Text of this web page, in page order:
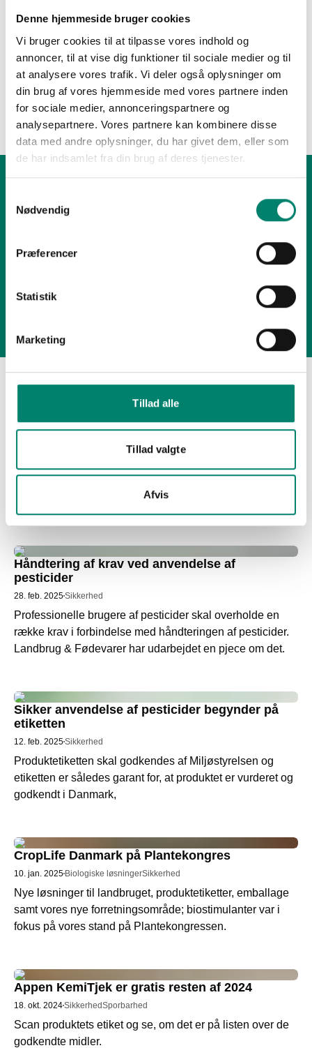
Denne hjemmeside bruger cookies
Vi bruger cookies til at tilpasse vores indhold og
annoncer, til at vise dig funktioner til sociale medier og til
at analysere vores trafik. Vi deler også oplysninger om
din brug af vores hjemmeside med vores partnere inden
for sociale medier, annonceringspartnere og
analysepartnere. Vores partnere kan kombinere disse
data med andre oplysninger, du har givet dem, eller som
de har indsamlet fra din brug af deres tjenester.
Nødvendig
Præferencer
Statistik
Marketing
Tillad alle
Tillad valgte
Afvis
Personlige værnemidler ved brug af pesticider
Ved håndtering af planteværnsmidler skal der benyttes tøj
og værnemidler til sikring af brugeren imod kontakt med
midlerne. Her kan du finde links og vejledninger til korrekt
af pesticider
Værnemidler
Artikler om Sikker håndtering af pesticider
Branchesamarbejde om øget sikkerhed
3. nov. 2025Lukkede påfyldningssystemerSikkerheddigitale løsninger
Danmark og installeret på Hverringe Gods.
Håndtering af krav ved anvendelse af
pesticider
28. feb. 2025Sikkerhed
Professionelle brugere af pesticider skal overholde en
række krav i forbindelse med håndteringen af pesticider.
Landbrug & Fødevarer har udarbejdet en pjece om det.
Sikker anvendelse af pesticider begynder på
etiketten
12. feb. 2025Sikkerhed
Produktetiketten skal godkendes af Miljøstyrelsen og
etiketten er således garant for, at produktet er vurderet og
CropLife Danmark på Plantekongres
10. jan. 2025 Biologiske løsningerSikkerhed
Nye løsninger til landbruget, produktetiketter, emballage
samt vores nye forretningsområde; biostimulanter var i
fokus på vores stand på Plantekongressen.
Appen KemiTjek er gratis resten af 2024
18. okt. 2024SikkerhedSporbarhed
Scan produktets etiket og se, om det er på listen over de
godkendte midler.